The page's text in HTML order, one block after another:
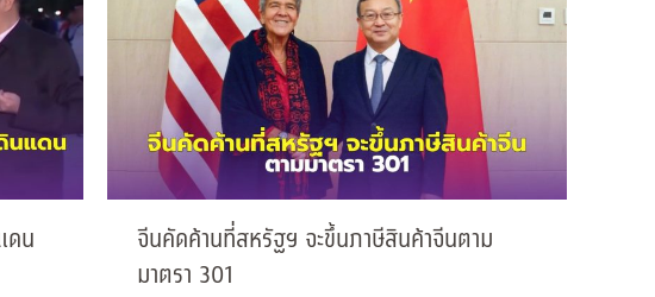
ดน
จีนคัดค้านที่สหรัฐฯ จะขึ้นภาษีสินค้าจีนตาม
มาตรา 301